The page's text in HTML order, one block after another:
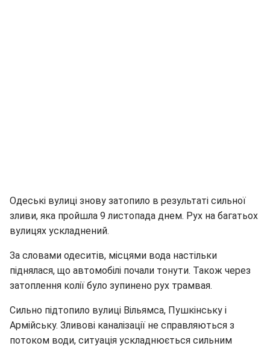
Одеські вулиці знову затопило в результаті сильної
зливи, яка пройшла 9 листопада днем. Рух на багатьох
вулицях ускладнений.
За словами одеситів, місцями вода настільки
піднялася, що автомобілі почали тонути. Також через
затоплення колії було зупинено рух трамвая.
Сильно підтопило вулиці Вільямса, Пушкінську і
Армійську. Зливові каналізації не справляються з
потоком води, ситуація ускладнюється сильним